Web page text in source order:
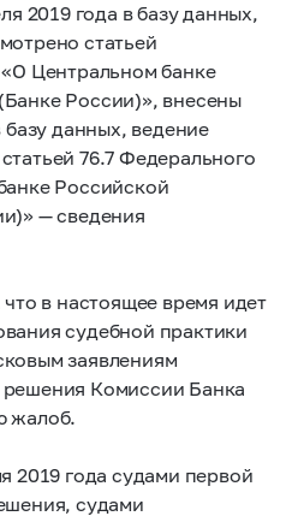
2019 года в базу данных,
статьей
Центральном банке
России)», внесены
данных, ведение
76.7 Федерального
Российской
— сведения
в настоящее время идет
судебной практики
заявлениям
Комиссии Банка
жалоб.
2019 года судами первой
судами